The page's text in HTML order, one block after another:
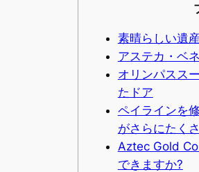
素晴らしい遺産
アステカ・ベ
オリンパスス
たドア
ペイラインを
がさらにたく
Aztec Gold
できますか?